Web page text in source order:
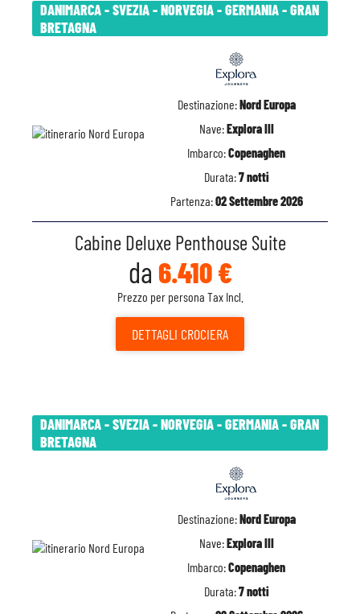
DANIMARCA - SVEZIA - NORVEGIA - GERMANIA - GRAN
BRETAGNA
Destinazione:Nord Europa
Nave:Explora III
Imbarco:Copenaghen
Durata:7 notti
Partenza:02 Settembre 2026
Cabine Deluxe Penthouse Suite
da 6.410 €
Prezzo per persona Tax Incl.
DETTAGLI CROCIERA
DANIMARCA - SVEZIA - NORVEGIA - GERMANIA - GRAN
BRETAGNA
Destinazione:Nord Europa
Nave:Explora III
Imbarco:Copenaghen
Durata:7 notti